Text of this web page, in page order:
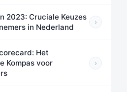
2023: Cruciale Keuzes
in Nederland
›
Het
Kompas voor
›